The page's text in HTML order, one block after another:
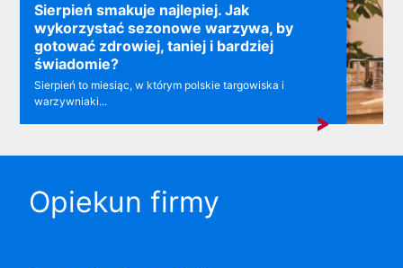
Sierpień smakuje najlepiej. Jak
wykorzystać sezonowe warzywa, by
gotować zdrowiej, taniej i bardziej
świadomie?
Sierpień to miesiąc, w którym polskie targowiska i
warzywniaki...
Opiekun firmy